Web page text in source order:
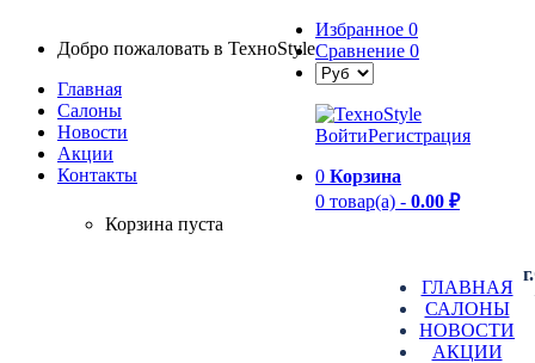
Добро пожаловать в TexноStyle
Главная
Салоны
Новости
Aкции
Контакты
Избранное 0
Сравнение 0
ВойтиРегистрация
0 Корзина
0 товар(а) - 0.00 ₽
Корзина пуста
ГЛАВНАЯ
САЛОНЫ
НОВОСТИ
АКЦИИ